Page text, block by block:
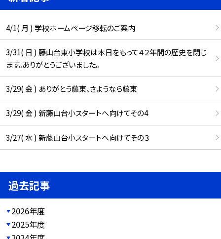
4/1( 月 ) 学校ホームページ移転のご案内
3/31( 日 ) 藤山台東小学校は本日をもって４２年間の歴史を閉じ
ます。ありがとうございました。
3/29( 金 ) ありがとう藤東、さようなら藤東
3/29( 金 ) 新藤山台小スタートへ向けてその4
3/27( 水 ) 新藤山台小スタートへ向けてその３
過去記事
2026年度
2025年度